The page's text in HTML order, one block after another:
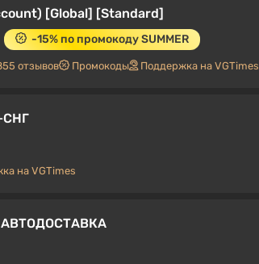
[Global] [Standard]
-15% по промокоду SUMMER
отзывов Промокоды Поддержка на VGTimes
на VGTimes
АВТОДОСТАВКА